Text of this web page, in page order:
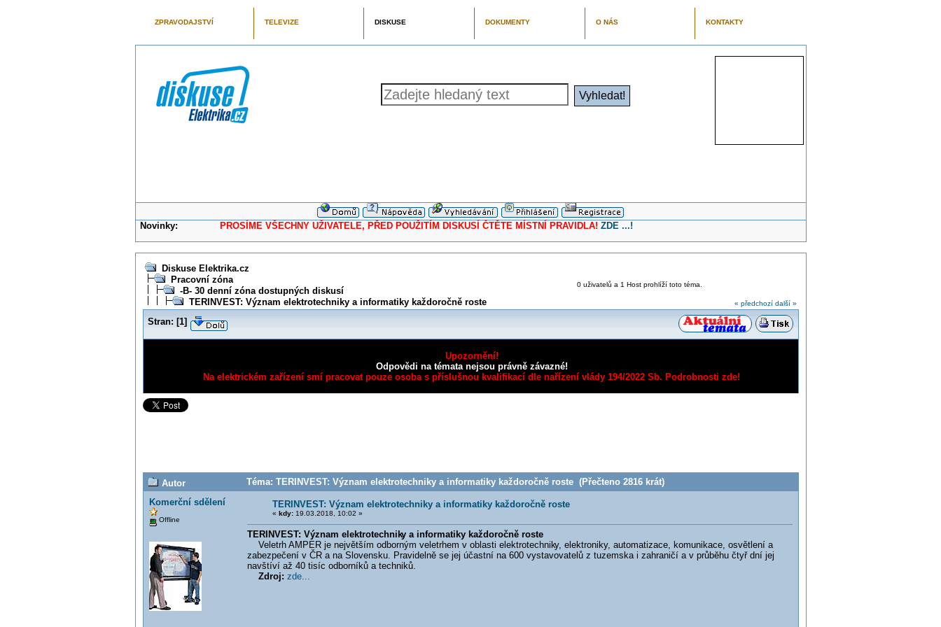
ZPRAVODAJSTVÍ TELEVIZE DISKUSE DOKUMENTY O NÁS KONTAKTY
Novinky: PROSÍME VŠECHNY UŽIVATELE, PŘED POUŽITÍM DISKUSÍ ČTĚTE MÍSTNÍ PRAVIDLA! ZDE ...!
Diskuse Elektrika.cz
Pracovní zóna
-B- 30 denní zóna dostupných diskusí
TERINVEST: Význam elektrotechniky a informatiky každoročně roste
0 uživatelů a 1 Host prohlíží toto téma.
« předchozí další »
Stran: [1]
Upozornění!
Odpovědi na témata nejsou právně závazné!
Na elektrickém zařízení smí pracovat pouze osoba s příslušnou kvalifikací dle nařízení vlády 194/2022 Sb. Podrobnosti zde!
Autor
Téma: TERINVEST: Význam elektrotechniky a informatiky každoročně roste (Přečteno 2816 krát)
Komerční sdělení
Offline
TERINVEST: Význam elektrotechniky a informatiky každoročně roste
« kdy:19.03.2018, 10:02 »
TERINVEST: Význam elektrotechniky a informatiky každoročně roste
Veletrh AMPER je největším odborným veletrhem v oblasti elektrotechniky, elektroniky, automatizace, komunikace, osvětlení a
zabezpečení v ČR a na Slovensku. Pravidelně se jej účastní na 600 vystavovatelů z tuzemska i zahraničí a v průběhu čtyř dní jej
navštíví až 40 tisíc odborníků a techniků.
Zdroj: zde...